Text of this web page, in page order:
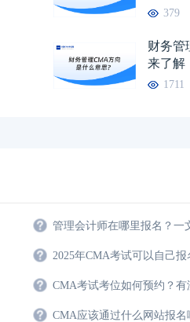
379
财务管
来了解
1711
管理会计师在哪里报名？一
2025年CMA考试可以自己
CMA考试考位如何预约？有
CMA应该通过什么网站报名